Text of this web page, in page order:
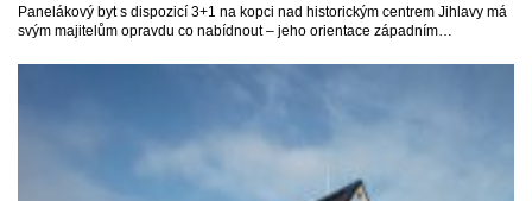
Panelákový byt s dispozicí 3+1 na kopci nad historickým centrem Jihlavy má
svým majitelům opravdu co nabídnout – jeho orientace západním…